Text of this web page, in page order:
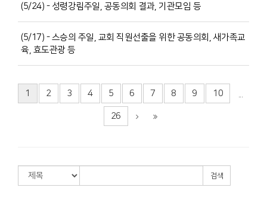
(5/24) - 성령강림주일, 공동의회 결과, 기관모임 등
(5/17) - 스승의 주일, 교회 직원선출을 위한 공동의회, 새가족교
육, 효도관광 등
1 2 3 4 5 6 7 8 9 10
26
검색